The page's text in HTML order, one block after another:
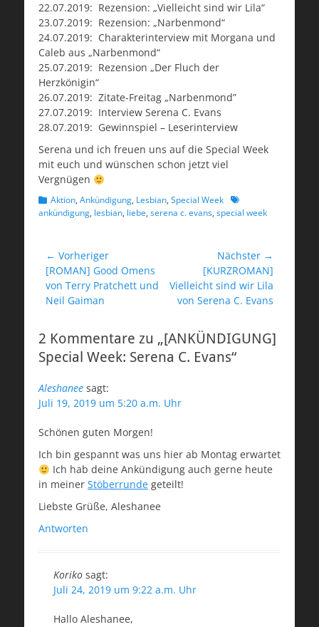
22.07.2019: Rezension: „Vielleicht sind wir Lila“
23.07.2019: Rezension: „Narbenmond“
24.07.2019: Charakterinterview mit Morgana und
Caleb aus „Narbenmond“
25.07.2019: Rezension „Der Fluch der
Herzkönigin“
26.07.2019: Zitate-Freitag „Narbenmond”
27.07.2019: Interview Serena C. Evans
28.07.2019: Gewinnspiel – Leserinterview
Serena und ich freuen uns auf die Special Week
mit euch und wünschen schon jetzt viel
Vergnügen
Kategorien
Aktion, Ankündigung, Lesbian, Special Week Schlagworte
ankündigung, lesbian, liebe, serena c. evans, special week
Beitragsnavigation
← Vorheriger
Vorheriger
Beitrag:
[ROMAN] Good Omens
von Terry Pratchett und
Neil Gaiman
Nächster →
Beitrag:
[KURZROMAN]
Vielleicht sind wir Lila
von Serena C. Evans
2 Kommentare zu „[ANKÜNDIGUNG]
Special Week: Serena C. Evans“
Aleshanee sagt:
Juli 19, 2019 um 5:20 a.m. Uhr
Schönen guten Morgen!
Ich bin gespannt was uns hier ab Montag erwartet
Ich hab deine Ankündigung auch gerne heute
in meiner Stöberrunde geteilt!
Liebste Grüße, Aleshanee
Antworten
Koriko sagt:
Juli 24, 2019 um 9:22 a.m. Uhr
Hallo Aleshanee,